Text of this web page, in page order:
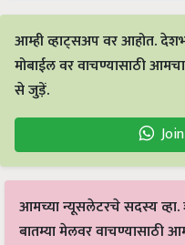
आम्ही व्हाट्सअप वर आहोत.
मोबाईल वर वाचण्यासाठी
से जुड़ें.
आमच्या न्यूसलेटरचे सदस्य
बातम्या मेलवर वाचण्यासाठी